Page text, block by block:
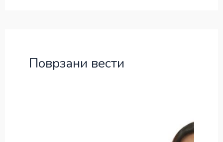
Поврзани вести